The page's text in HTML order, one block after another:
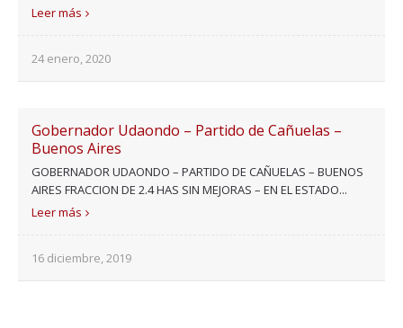
Leer más
24 enero, 2020
Gobernador Udaondo – Partido de Cañuelas –
Buenos Aires
GOBERNADOR UDAONDO – PARTIDO DE CAÑUELAS – BUENOS
AIRES FRACCION DE 2.4 HAS SIN MEJORAS – EN EL ESTADO...
Leer más
16 diciembre, 2019